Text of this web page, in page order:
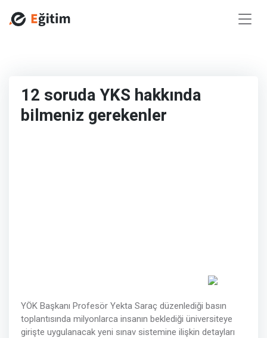
12 soruda YKS hakkında
bilmeniz gerekenler
YÖK Başkanı Profesör Yekta Saraç düzenlediği basın
toplantısında milyonlarca insanın beklediği üniversiteye
girişte uygulanacak yeni sınav sistemine ilişkin detayları